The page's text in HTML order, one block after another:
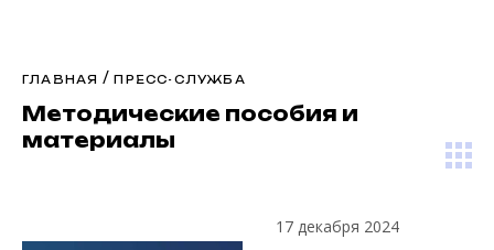
ГЛАВНАЯ /ПРЕСС-СЛУЖБА
Методические пособия и
материалы
17 декабря 2024